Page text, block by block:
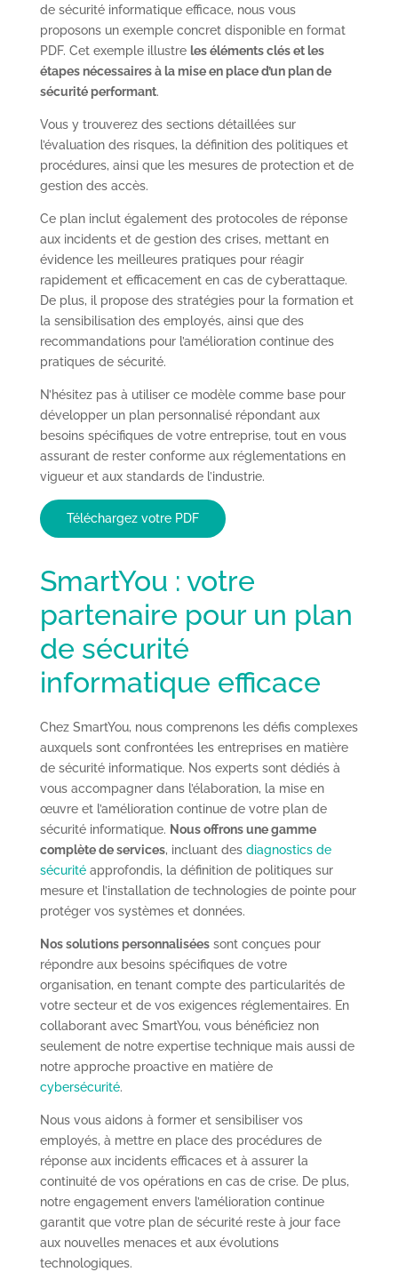
de sécurité informatique efficace, nous vous
proposons un exemple concret disponible en format
PDF. Cet exemple illustre les éléments clés et les
étapes nécessaires à la mise en place d’un plan de
sécurité performant.
Vous y trouverez des sections détaillées sur
l’évaluation des risques, la définition des politiques et
procédures, ainsi que les mesures de protection et de
gestion des accès.
Ce plan inclut également des protocoles de réponse
aux incidents et de gestion des crises, mettant en
évidence les meilleures pratiques pour réagir
rapidement et efficacement en cas de cyberattaque.
De plus, il propose des stratégies pour la formation et
la sensibilisation des employés, ainsi que des
recommandations pour l’amélioration continue des
pratiques de sécurité.
N’hésitez pas à utiliser ce modèle comme base pour
développer un plan personnalisé répondant aux
besoins spécifiques de votre entreprise, tout en vous
assurant de rester conforme aux réglementations en
vigueur et aux standards de l’industrie.
Téléchargez votre PDF
SmartYou : votre
partenaire pour un plan
de sécurité
informatique efficace
Chez SmartYou, nous comprenons les défis complexes
auxquels sont confrontées les entreprises en matière
de sécurité informatique. Nos experts sont dédiés à
vous accompagner dans l’élaboration, la mise en
œuvre et l’amélioration continue de votre plan de
sécurité informatique. Nous offrons une gamme
complète de services, incluant des diagnostics de
sécuritéapprofondis, la définition de politiques sur
mesure et l’installation de technologies de pointe pour
protéger vos systèmes et données.
Nos solutions personnaliséessont conçues pour
répondre aux besoins spécifiques de votre
organisation, en tenant compte des particularités de
votre secteur et de vos exigences réglementaires. En
collaborant avec SmartYou, vous bénéficiez non
seulement de notre expertise technique mais aussi de
notre approche proactive en matière de
cybersécurité.
Nous vous aidons à former et sensibiliser vos
employés, à mettre en place des procédures de
réponse aux incidents efficaces et à assurer la
continuité de vos opérations en cas de crise. De plus,
notre engagement envers l’amélioration continue
garantit que votre plan de sécurité reste à jour face
aux nouvelles menaces et aux évolutions
technologiques.